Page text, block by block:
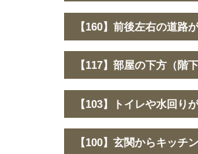
【160】前後左右の道路
【117】部屋の下方（階
【103】トイレや水回り
【100】玄関からキッチ